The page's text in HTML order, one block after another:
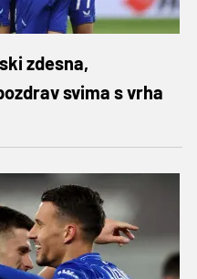
zdesna,
svima s vrha